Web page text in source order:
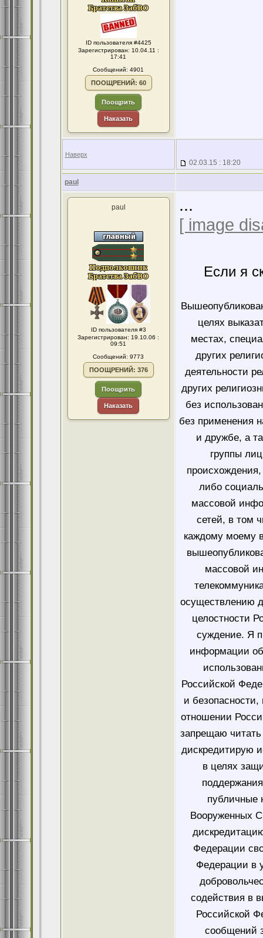
ID пользователя #4425
Зарегистрирован: 10.04.11 :
17:41
Сообщений: 4901
ПООЩРЕНИЙ: 60
Поощрить
Наказать
Наверх
02.03.15 : 18:20
paul
paul
ID пользователя #3
Зарегистрирован: 19.10.06 :
09:51
Сообщений: 9773
ПООЩРЕНИЙ: 376
Поощрить
Наказать
...
[ image
Если я
целях
местах,
других
деятельности
других
без
без применения
и дружбе, а
группы
либо
массовой
сетей, в том
каждому моему
массовой
осуществлению
целостности
суждение. Я
информации
Российской
и безопасности,
отношении
запрещаю читать
дискредитирую
в целях
публичные
Вооруженных
Федерации
Федерации в
содействия в
Российской
сообщений